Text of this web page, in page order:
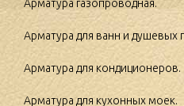
Арматура газопроводная.
Арматура для ванн и душевых
Арматура для кондиционеров.
Арматура для кухонных моек.